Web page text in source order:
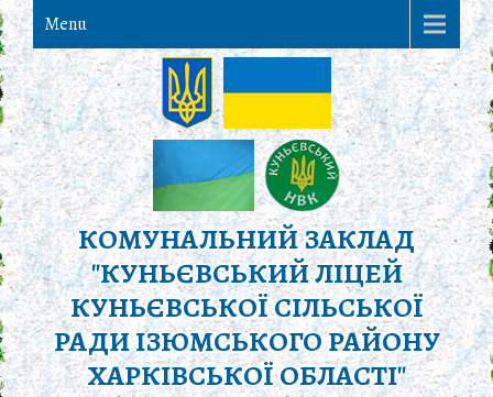
Menu
КОМУНАЛЬНИЙ ЗАКЛАД
"КУНЬЄВСЬКИЙ ЛІЦЕЙ
КУНЬЄВСЬКОЇ СІЛЬСЬКОЇ
РАДИ ІЗЮМСЬКОГО РАЙОНУ
ХАРКІВСЬКОЇ ОБЛАСТІ"